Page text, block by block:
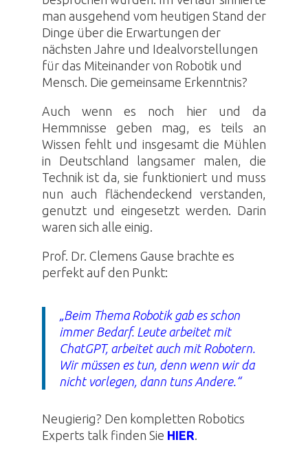
man ausgehend vom heutigen Stand der
Dinge über die Erwartungen der
nächsten Jahre und Idealvorstellungen
für das Miteinander von Robotikund
Mensch. Die gemeinsame Erkenntnis?
Auch wenn es noch hier und da
Hemmnisse geben mag, es teils an
Wissen fehlt und insgesamt die Mühlen
in Deutschland langsamer malen, die
Technik ist da, sie funktioniert und muss
nun auch flächendeckend verstanden,
genutzt und eingesetzt werden. Darin
waren sich alle einig.
Prof. Dr. Clemens Gause brachte es
perfekt auf den Punkt:
„Beim Thema Robotikgab es schon
immer Bedarf. Leute arbeitet mit
ChatGPT, arbeitet auch mit Robotern.
Wir müssen es tun, denn wenn wir da
nicht vorlegen, dann tuns Andere.“
Neugierig? Den kompletten Robotics
Experts talk finden Sie HIER.